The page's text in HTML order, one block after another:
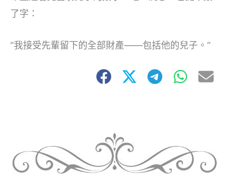
了字：
“我接受先輩留下的全部財產——包括他的兒子。“